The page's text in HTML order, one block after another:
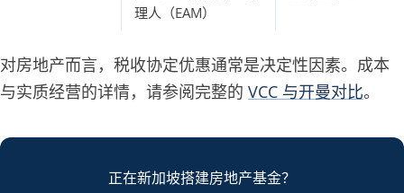
理人（EAM）
对房地产而言，税收协定优惠通常是决定性因素。成本
与实质经营的详情，请参阅完整的 VCC 与开曼对比。
正在新加坡搭建房地产基金？